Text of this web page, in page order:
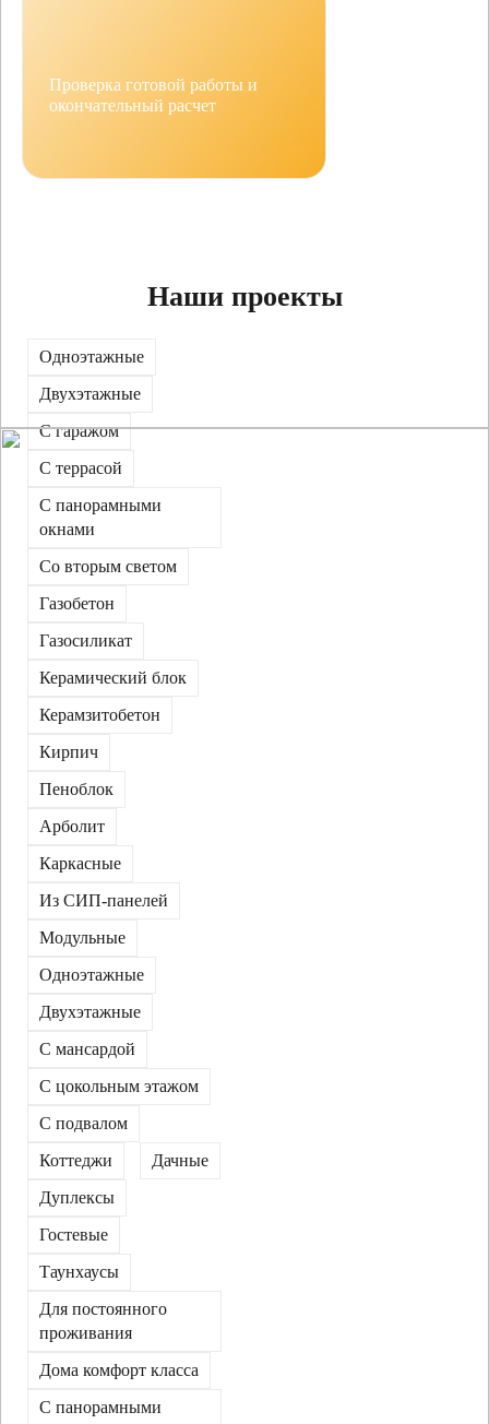
Проверка готовой работы и
окончательный расчет
Наши проекты
Одноэтажные
Двухэтажные
С гаражом
С террасой
С панорамными
окнами
Со вторым светом
Газобетон
Газосиликат
Керамический блок
Керамзитобетон
Кирпич
Пеноблок
Арболит
Каркасные
Из СИП-панелей
Модульные
Одноэтажные
Двухэтажные
С мансардой
C цокольным этажом
С подвалом
Коттеджи
Дачные
Дуплексы
Гостевые
Таунхаусы
Для постоянного
проживания
Дома комфорт класса
С панорамными